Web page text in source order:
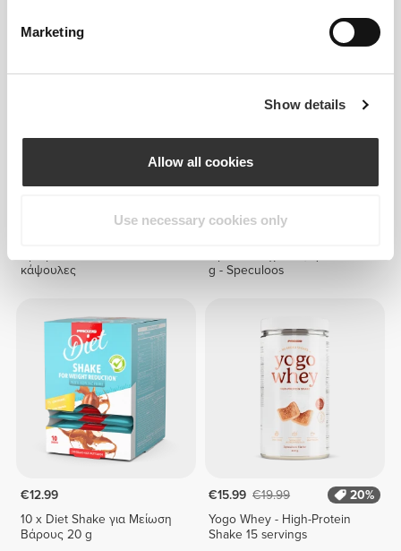
Marketing
Show details
Allow all cookies
Use necessary cookies only
κάψουλες
€21.99
g - Speculoos
€12.99
10 x Diet Shake για Μείωση
Βάρους 20 g
€15.99 €19.99
20%
Yogo Whey - High-Protein
Shake 15 servings